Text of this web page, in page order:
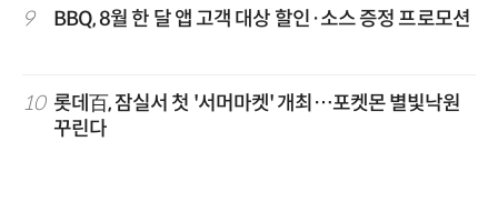
9 BBQ, 8월 한 달 앱 고객 대상 할인·소스 증정 프로모션
10 롯데百, 잠실서 첫 '서머마켓' 개최…포켓몬 별빛낙원
꾸린다